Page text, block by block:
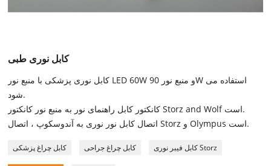
کابل نوری طبی
کابل نوری پزشکی با منبع نور LED 60W و منبع نور 90W استفاده می
شود.
کانکتور کابل راهنمای نور به منبع نور کانکتور Storz and Wolf است.
اتصال کابل نور نوری به آندوسکوپ ، اتصال Storz و Olympus است.
کابل چراغ پزشکی کابل چراغ جراحی کابل فیبر نوری Storz